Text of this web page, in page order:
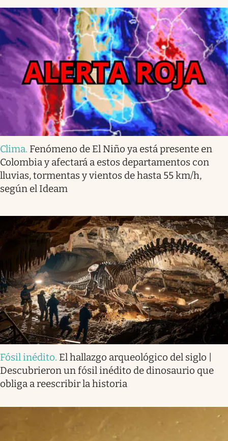
Clima. Fenómeno de El Niño ya está presente en
Colombia y afectará a estos departamentos con
lluvias, tormentas y vientos de hasta 55 km/h,
según el Ideam
Fósil inédito. El hallazgo arqueológico del siglo |
Descubrieron un fósil inédito de dinosaurio que
obliga a reescribir la historia